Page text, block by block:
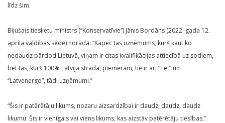
līdz šim.
Bijušais tieslietu ministrs (“Konservatīvie”) Jānis Bordāns (2022. gada 12.
aprīļa valdības sēde) norāda: “Kāpēc tas uzņēmums, kurš kaut ko
nedaudz pārdod Lietuvā, viņam ir citas kvalifikācijas attiecībā uz sodiem,
bet tas, kurš 100% Latvijā strādā, piemēram, tie ir arī “Tet” un
“Latvenergo”, tādi uzņēmumi.”
“Šis ir patērētāju likums, nozaru aizsardzībai ir daudz, daudz, daudz
likumu. Šis ir vienīgais vai viens likums, kas aizstāv patērētāju tiesības,”